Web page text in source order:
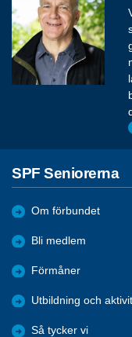
SPF Seniorerna
Om förbundet
Bli medlem
Förmåner
Utbildning och
Så tycker vi